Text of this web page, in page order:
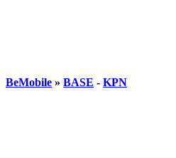
BeMobile » BASE - KPN